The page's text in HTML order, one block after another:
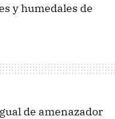
y humedales de
de amenazador